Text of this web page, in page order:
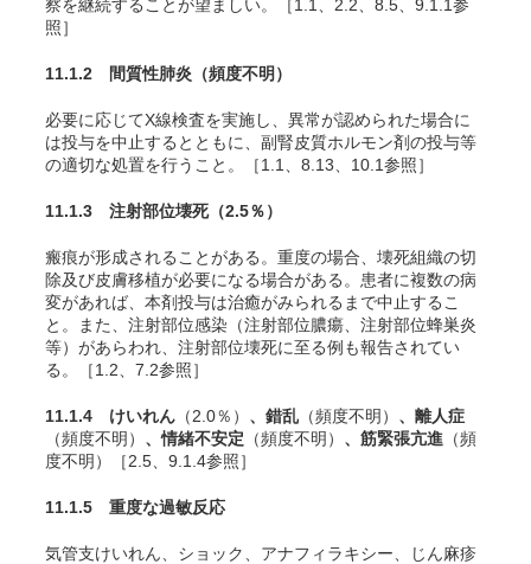
察を継続することが望ましい。［1.1、2.2、8.5、9.1.1参
照］
11.1.2 間質性肺炎 （頻度不明）
必要に応じてX線検査を実施し、異常が認められた場合に
は投与を中止するとともに、副腎皮質ホルモン剤の投与等
の適切な処置を行うこと。［1.1、8.13、10.1参照］
11.1.3 注射部位壊死（2.5％）
瘢痕が形成されることがある。重度の場合、壊死組織の切
除及び皮膚移植が必要になる場合がある。患者に複数の病
変があれば、本剤投与は治癒がみられるまで中止するこ
と。
また、注射部位感染（注射部位膿瘍、注射部位蜂巣炎
等）があらわれ、注射部位壊死に至る例も報告されてい
る。
［1.2、7.2参照］
11.1.4 けいれん （2.0％） 、錯乱 （頻度不明） 、離人症
（頻度不明） 、情緒不安定 （頻度不明） 、筋緊張亢進 （頻
度不明）［2.5、9.1.4参照］
11.1.5 重度な過敏反応
気管支けいれん、ショック、アナフィラキシー、じん麻疹